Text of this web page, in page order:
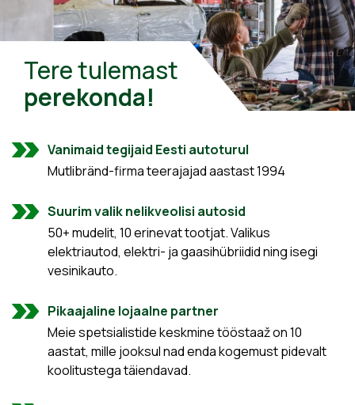
Tere tulemast
perekonda!
Vanimaid tegijaid Eesti autoturul
Mutlibränd-firma teerajajad aastast 1994
Suurim valik nelikveolisi autosid
50+ mudelit, 10 erinevat tootjat. Valikus
elektriautod, elektri- ja gaasihübriidid ning isegi
vesinikauto.
Pikaajaline lojaalne partner
Meie spetsialistide keskmine tööstaaž on 10
aastat, mille jooksul nad enda kogemust pidevalt
koolitustega täiendavad.